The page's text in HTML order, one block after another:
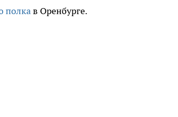
полкав Оренбурге.